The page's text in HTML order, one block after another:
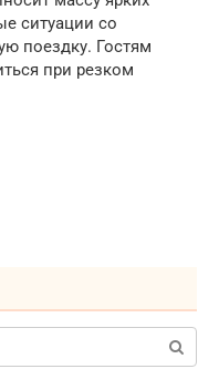
ситуации со
поездку. Гостям
при резком